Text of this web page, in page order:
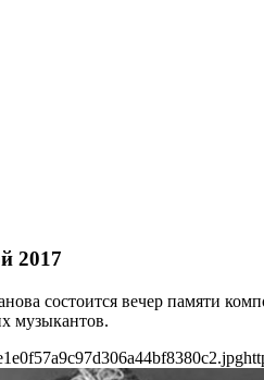
2017
состоится вечер памяти
музыкантов.